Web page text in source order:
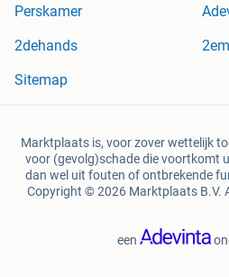
Perskamer
2dehands
Sitemap
Marktplaats is, voor zover wettelijk
voor (gevolg)schade die voortkomt
dan wel uit fouten of ontbrekende
Copyright © 2026 Marktplaats B.V.
een